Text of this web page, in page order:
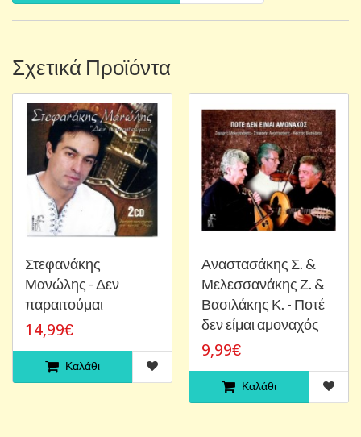
Σχετικά Προϊόντα
Στεφανάκης
Μανώλης - Δεν
παραιτούμαι
14,99€
Καλάθι
Αναστασάκης Σ. &
Μελεσσανάκης Ζ. &
Βασιλάκης Κ. - Ποτέ
δεν είμαι αμοναχός
9,99€
Καλάθι